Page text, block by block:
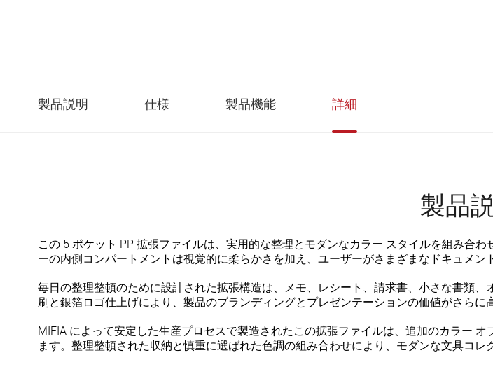
製品説明 仕様 製品機能 詳細
製品
この 5 ポケット PP 拡張ファイルは、実用的な整理とモダンなカラー スタイルを組み合
ーの内側コンパートメントは視覚的に柔らかさを加え、ユーザーがさまざまなドキュメン
毎日の整理整頓のために設計された拡張構造は、メモ、レシート、請求書、小さな書類
刷と銀箔ロゴ仕上げにより、製品のブランディングとプレゼンテーションの価値がさらに
MIFIA によって安定した生産プロセスで製造されたこの拡張ファイルは、追加のカラー
ます。整理整頓された収納と慎重に選ばれた色調の組み合わせにより、モダンな文具コレ